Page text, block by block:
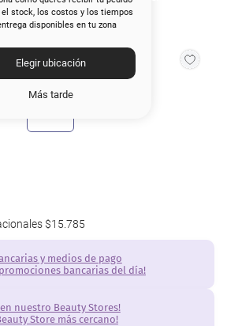
el stock, los costos y los tiempos
disponibles en tu zona
Elegir ubicación
Más tarde
$15.785
y medios de pago
bancarias del día!
nuestro Beauty Stores!
Store más cercano!